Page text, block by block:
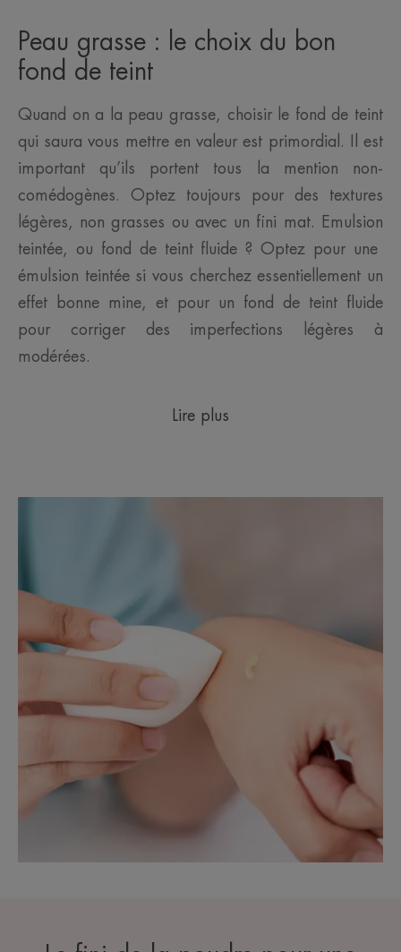
Peau grasse : le choix du bon
fond de teint
Quand on a la peau grasse, choisir le fond de teint
qui saura vous mettre en valeur est primordial. Il est
important qu’ils portent tous la mention non-
comédogènes. Optez toujours pour des textures
légères, non grasses ou avec un fini mat. Emulsion
teintée, ou fond de teint fluide ? Optez pour une
émulsion teintée si vous cherchez essentiellement un
effet bonne mine, et pour un fond de teint fluide
pour corriger des imperfections légères à
modérées.
Lire plus